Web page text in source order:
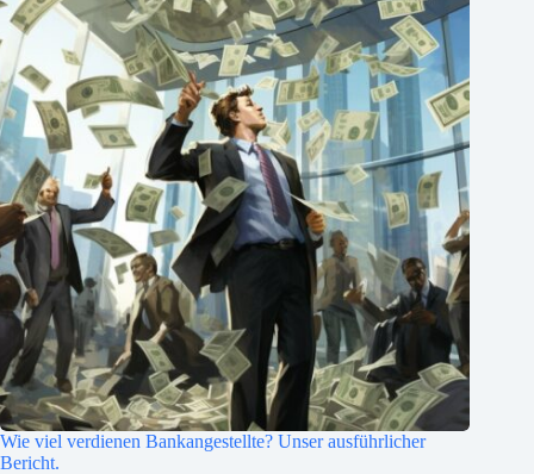
Wie viel verdienen Bankangestellte? Unser ausführlicher
Bericht.